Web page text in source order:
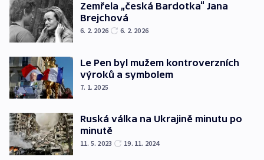
Zemřela „česká Bardotka“ Jana
Brejchová
6. 2. 2026 6. 2. 2026
Le Pen byl mužem kontroverzních
výroků a symbolem
7. 1. 2025
Ruská válka na Ukrajině minutu po
minutě
11. 5. 2023 19. 11. 2024